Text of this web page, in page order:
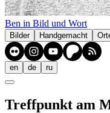
Ben in Bild und Wort
Bilder Handgemacht
en de ru
Treffpunkt am